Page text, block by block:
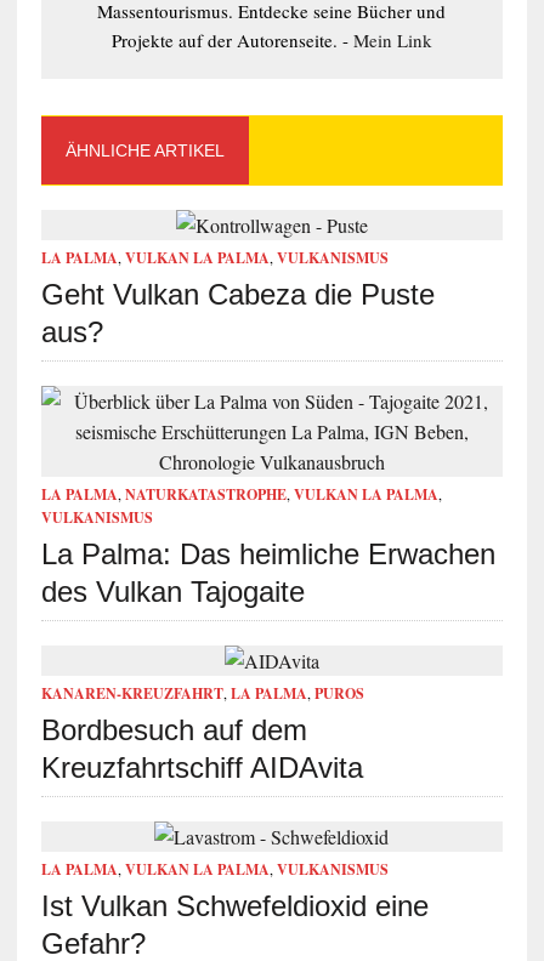
Massentourismus. Entdecke seine Bücher und
Projekte auf der Autorenseite. - Mein Link
ÄHNLICHE ARTIKEL
LA PALMA, VULKAN LA PALMA, VULKANISMUS
Geht Vulkan Cabeza die Puste
aus?
LA PALMA, NATURKATASTROPHE, VULKAN LA PALMA,
VULKANISMUS
La Palma: Das heimliche Erwachen
des Vulkan Tajogaite
KANAREN-KREUZFAHRT, LA PALMA, PUROS
Bordbesuch auf dem
Kreuzfahrtschiff AIDAvita
LA PALMA, VULKAN LA PALMA, VULKANISMUS
Ist Vulkan Schwefeldioxid eine
Gefahr?